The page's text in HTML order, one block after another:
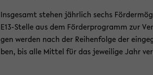
Ins­ge­samt ste­hen jähr­lich sechs
E13-​Stelle aus dem För­der­pro­gramm zur
gen wer­den nach der Rei­hen­fol­ge der
ben, bis alle Mit­tel für das je­wei­li­ge Jahr